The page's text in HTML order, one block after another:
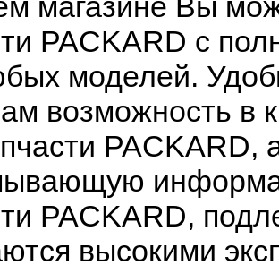
PACKARD с
моделей.
возможность в
PACKARD,
высокими